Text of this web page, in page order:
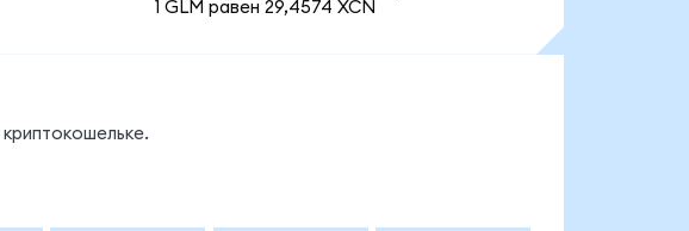
1 GLM равен 29,4574 XCN